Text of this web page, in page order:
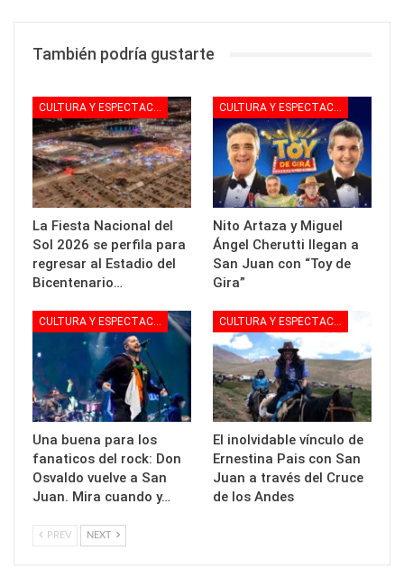
También podría gustarte
CULTURA Y ESPECTACULOS
La Fiesta Nacional del
Sol 2026 se perfila para
regresar al Estadio del
Bicentenario…
CULTURA Y ESPECTACULOS
Nito Artaza y Miguel
Ángel Cherutti llegan a
San Juan con “Toy de
Gira”
CULTURA Y ESPECTACULOS
Una buena para los
fanaticos del rock: Don
Osvaldo vuelve a San
Juan. Mira cuando y…
CULTURA Y ESPECTACULOS
El inolvidable vínculo de
Ernestina Pais con San
Juan a través del Cruce
de los Andes
PREV NEXT